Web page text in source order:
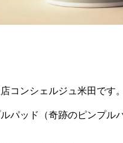
コンシェルジュ米田です。
パッド（奇跡のピンプル